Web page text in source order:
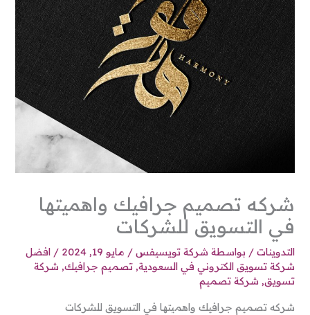
شركه تصميم جرافيك واهميتها
في التسويق للشركات
التدوينات / بواسطة شركة تويسيفس/ مايو 19, 2024 /افضل
شركة تسويق الكتروني في السعودية,تصميم جرافيك, شركة
تسويق, شركة تصميم
شركه تصميم جرافيك واهميتها في التسويق للشركات